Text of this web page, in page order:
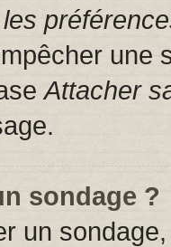
une
Attacher
sondage ?
un